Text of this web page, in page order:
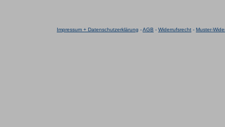
Impressum + Datenschutzerklärung -AGB - Widerrufsrecht - Muster-